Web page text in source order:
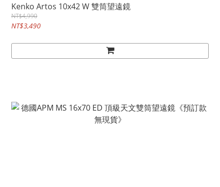
Kenko Artos 10x42 W 雙筒望遠鏡
NT$4,990
NT$3,490